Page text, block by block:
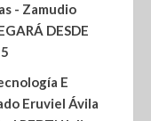
- Zamudio
DESDE
E
Eruviel Ávila